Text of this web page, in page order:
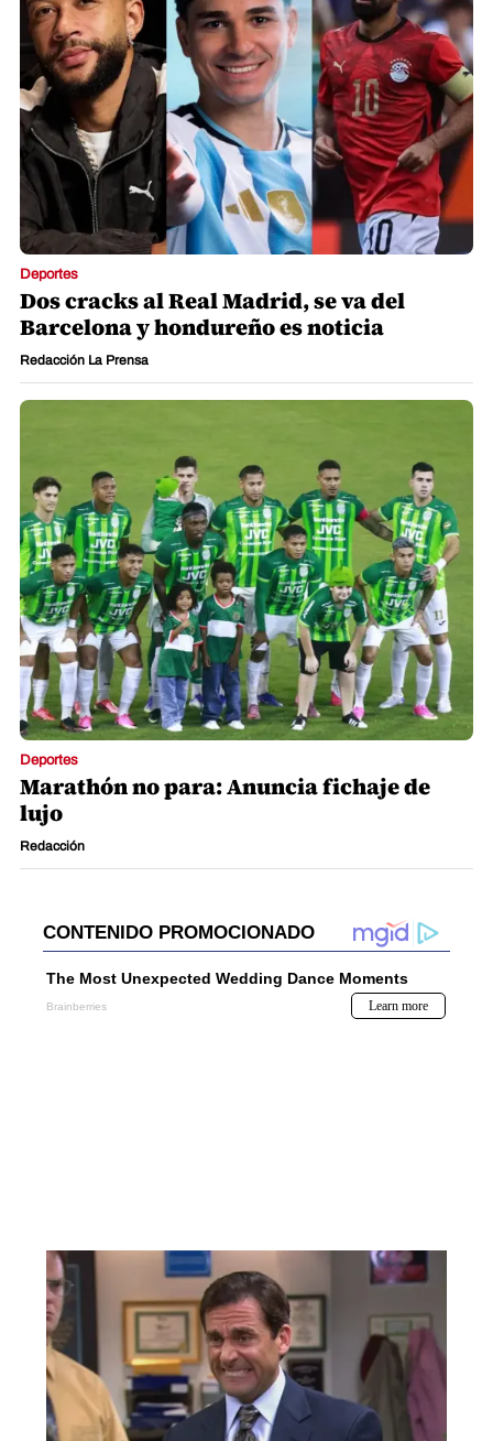
Deportes
Dos cracks al Real Madrid, se va del
Barcelona y hondureño es noticia
Redacción La Prensa
Deportes
Marathón no para: Anuncia fichaje de
lujo
Redacción